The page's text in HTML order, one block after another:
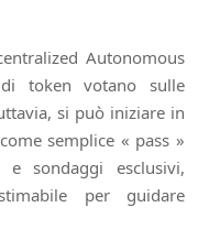
Autonomous
token votano sulle
si può iniziare in
semplice « pass »
sondaggi esclusivi,
per guidare